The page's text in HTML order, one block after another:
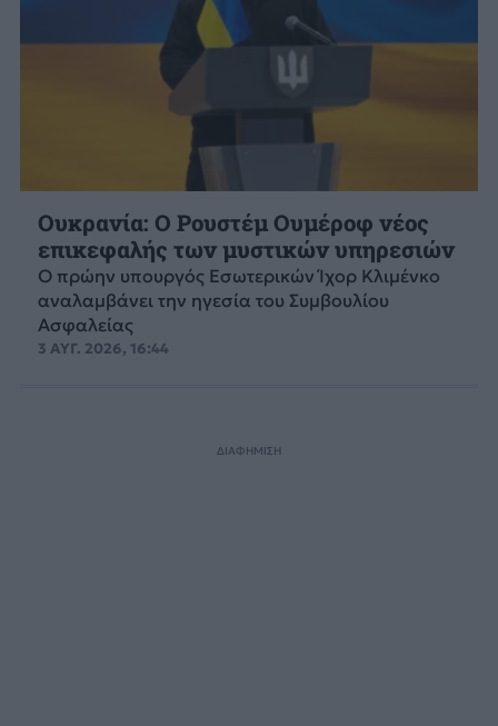
Ουκρανία: Ο Ρουστέμ Ουμέροφ νέος
επικεφαλής των μυστικών υπηρεσιών
Ο πρώην υπουργός Εσωτερικών Ίχορ Κλιμένκο
αναλαμβάνει την ηγεσία του Συμβουλίου
Ασφαλείας
3 ΑΥΓ. 2026, 16:44
ΔΙΑΦΗΜΙΣΗ